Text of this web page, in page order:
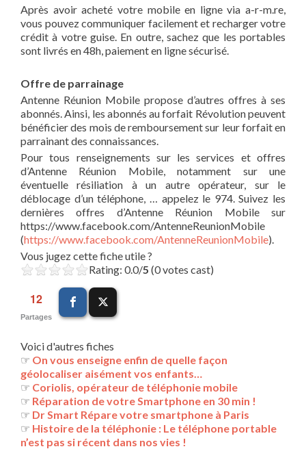
Après avoir acheté votre mobile en ligne via a-r-m.re,
vous pouvez communiquer facilement et recharger votre
crédit à votre guise. En outre, sachez que les portables
sont livrés en 48h, paiement en ligne sécurisé.
Offre de parrainage
Antenne Réunion Mobile propose d’autres offres à ses
abonnés. Ainsi, les abonnés au forfait Révolution peuvent
bénéficier des mois de remboursement sur leur forfait en
parrainant des connaissances.
Pour tous renseignements sur les services et offres
d’Antenne Réunion Mobile, notamment sur une
éventuelle résiliation à un autre opérateur, sur le
déblocage d’un téléphone, … appelez le 974. Suivez les
dernières offres d’Antenne Réunion Mobile sur
https://www.facebook.com/AntenneReunionMobile
(https://www.facebook.com/AntenneReunionMobile).
Vous jugez cette fiche utile ?
Rating: 0.0/5 (0 votes cast)
12
Partages
Voici d'autres fiches
☞ On vous enseigne enfin de quelle façon
géolocaliser aisément vos enfants…
☞ Coriolis, opérateur de téléphonie mobile
☞ Réparation de votre Smartphone en 30 min !
☞ Dr Smart Répare votre smartphone à Paris
☞ Histoire de la téléphonie : Le téléphone portable
n’est pas si récent dans nos vies !